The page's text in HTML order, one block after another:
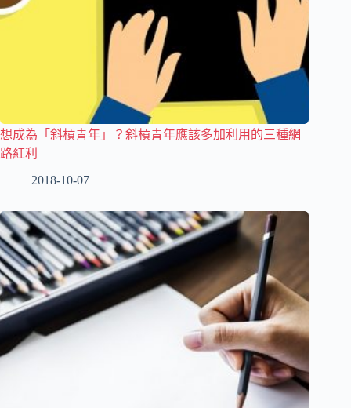
想成為「斜槓青年」？斜槓青年應該多加利用的三種網
路紅利
2018-10-07